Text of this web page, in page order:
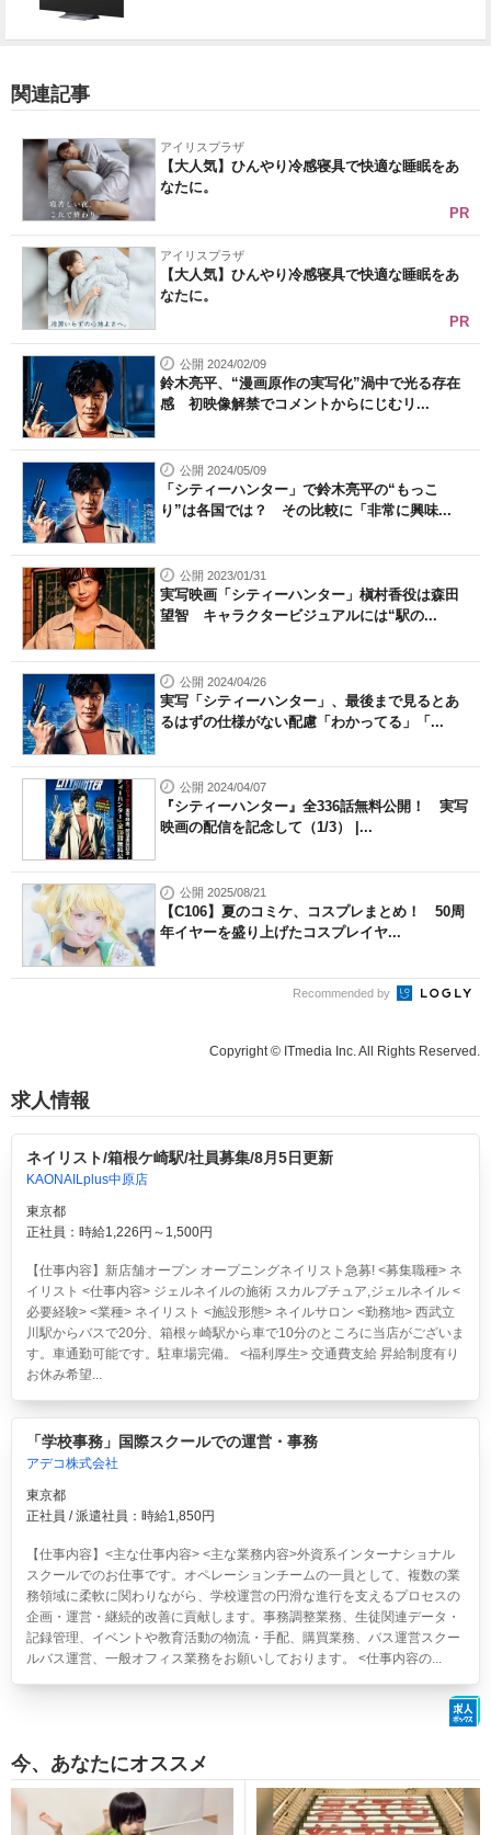
関連記事
アイリスプラザ
【大人気】ひんやり冷感寝具で快適な睡眠をあ
なたに。
PR
アイリスプラザ
【大人気】ひんやり冷感寝具で快適な睡眠をあ
なたに。
PR
公開 2024/02/09
鈴木亮平、“漫画原作の実写化”渦中で光る存在
感 初映像解禁でコメントからにじむリ...
公開 2024/05/09
「シティーハンター」で鈴木亮平の“もっこ
り”は各国では？ その比較に「非常に興味...
公開 2023/01/31
実写映画「シティーハンター」槇村香役は森田
望智 キャラクタービジュアルには“駅の...
公開 2024/04/26
実写「シティーハンター」、最後まで見るとあ
るはずの仕様がない配慮「わかってる」「...
公開 2024/04/07
『シティーハンター』全336話無料公開！ 実写
映画の配信を記念して（1/3） |...
公開 2025/08/21
【C106】夏のコミケ、コスプレまとめ！ 50周
年イヤーを盛り上げたコスプレイヤ...
Recommended by
Copyright © ITmedia Inc. All Rights Reserved.
求人情報
ネイリスト/箱根ケ崎駅/社員募集/8月5日更新
KAONAILplus中原店
東京都
正社員：時給1,226円～1,500円
【仕事内容】新店舗オープン オープニングネイリスト急募! <募集職種> ネ
イリスト <仕事内容> ジェルネイルの施術 スカルプチュア,ジェルネイル <
必要経験> <業種> ネイリスト <施設形態> ネイルサロン <勤務地> 西武立
川駅からバスで20分、箱根ヶ崎駅から車で10分のところに当店がございま
す。車通勤可能です。駐車場完備。 <福利厚生> 交通費支給 昇給制度有り
お休み希望...
「学校事務」国際スクールでの運営・事務
アデコ株式会社
東京都
正社員 / 派遣社員：時給1,850円
【仕事内容】<主な仕事内容> <主な業務内容>外資系インターナショナル
スクールでのお仕事です。オペレーションチームの一員として、複数の業
務領域に柔軟に関わりながら、学校運営の円滑な進行を支えるプロセスの
企画・運営・継続的改善に貢献します。事務調整業務、生徒関連データ・
記録管理、イベントや教育活動の物流・手配、購買業務、バス運営スクー
ルバス運営、一般オフィス業務をお願いしております。 <仕事内容の...
今、あなたにオススメ